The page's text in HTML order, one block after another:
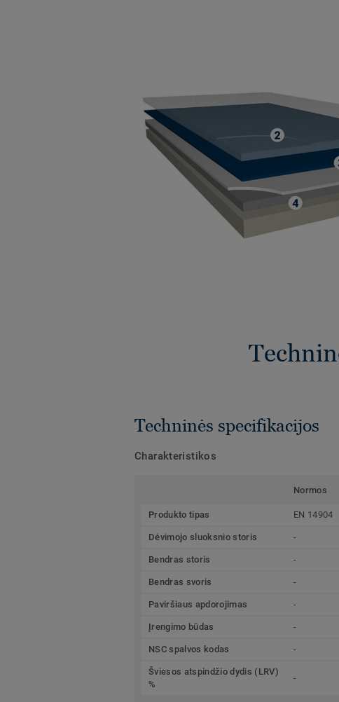
Techninės specifikacijos
Charakteristikos
Normos
Produkto tipas EN 14904
Dėvimojo sluoksnio storis -
Bendras storis -
Bendras svoris -
Paviršiaus apdorojimas -
Įrengimo būdas -
NSC spalvos kodas -
Šviesos atspindžio dydis (LRV)
%
-